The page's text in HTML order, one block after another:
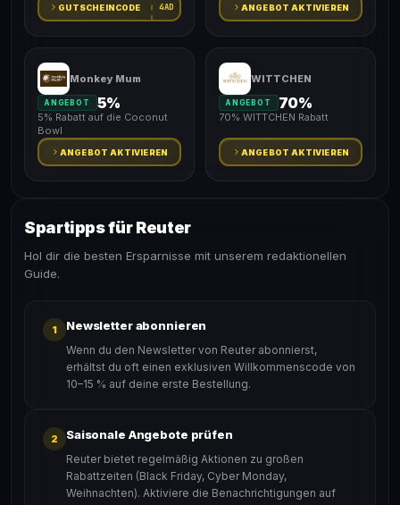
GUTSCHEINCODE 4AD ANGEBOT AKTIVIEREN
Monkey Mum
ANGEBOT 5%
5% Rabatt auf die Coconut
Bowl
ANGEBOT AKTIVIEREN
WITTCHEN
ANGEBOT 70%
70% WITTCHEN Rabatt
ANGEBOT AKTIVIEREN
Spartipps für Reuter
Hol dir die besten Ersparnisse mit unserem redaktionellen
Guide.
1 Newsletter abonnieren
Wenn du den Newsletter von Reuter abonnierst,
erhältst du oft einen exklusiven Willkommenscode von
10–15 % auf deine erste Bestellung.
2 Saisonale Angebote prüfen
Reuter bietet regelmäßig Aktionen zu großen
Rabattzeiten (Black Friday, Cyber Monday,
Weihnachten). Aktiviere die Benachrichtigungen auf